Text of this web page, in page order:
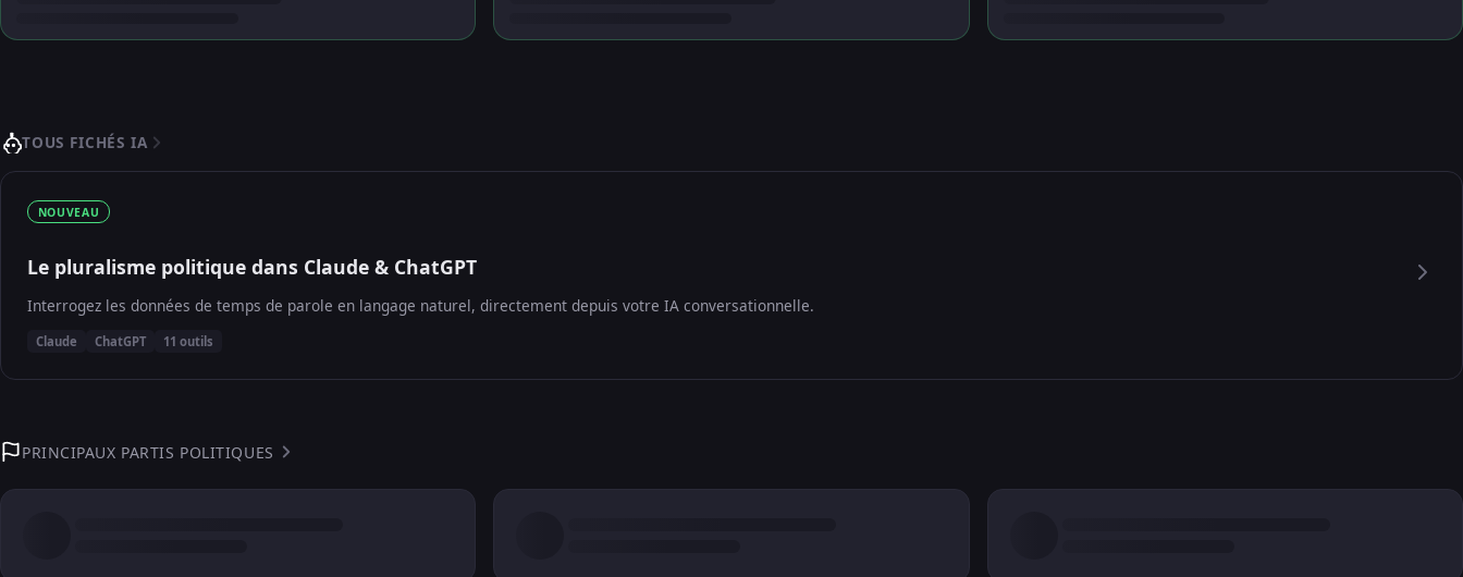
TOUS FICHÉS IA
NOUVEAU
Le pluralisme politique dans Claude & ChatGPT
Interrogez les données de temps de parole en langage naturel, directement depuis votre IA conversationnelle.
Claude ChatGPT 11 outils
PRINCIPAUX PARTIS POLITIQUES